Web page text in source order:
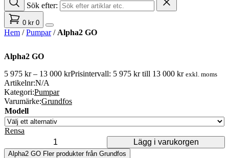
Sök efter:
0 kr 0
Hem /Pumpar/ Alpha2 GO
Alpha2 GO
5 975 kr – 13 000 krPrisintervall: 5 975 kr till 13 000 kr exkl. moms
Artikelnr:N/A
Kategori:Pumpar
Varumärke:Grundfos
Modell
Rensa
Alpha2 GO mängd
Lägg i varukorgen
Alpha2 GO Fler produkter från Grundfos